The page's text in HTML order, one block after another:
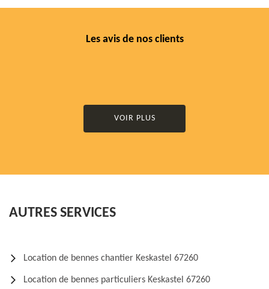
Les avis de nos clients
VOIR PLUS
AUTRES SERVICES
Location de bennes chantier Keskastel 67260
Location de bennes particuliers Keskastel 67260